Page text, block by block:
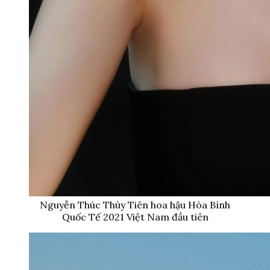
Nguyễn Thúc Thùy Tiên hoa hậu Hòa Bình
Quốc Tế 2021 Việt Nam đầu tiên